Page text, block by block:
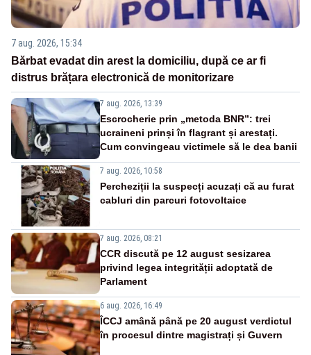
7 aug. 2026, 15:34
Bărbat evadat din arest la domiciliu, după ce ar fi
distrus brățara electronică de monitorizare
7 aug. 2026, 13:39
Escrocherie prin „metoda BNR”: trei
ucraineni prinși în flagrant și arestați.
Cum convingeau victimele să le dea banii
7 aug. 2026, 10:58
Percheziții la suspecți acuzați că au furat
cabluri din parcuri fotovoltaice
7 aug. 2026, 08:21
CCR discută pe 12 august sesizarea
privind legea integrității adoptată de
Parlament
6 aug. 2026, 16:49
ÎCCJ amână până pe 20 august verdictul
în procesul dintre magistrați și Guvern